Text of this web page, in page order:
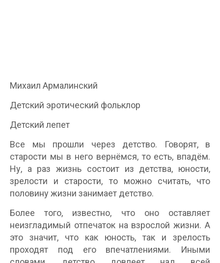
Михаил Армалинский
Детский эротический фольклор
Детский лепет
Все мы прошли через детство. Говорят, в
старости мы в него вернёмся, то есть, впадём.
Ну, а раз жизнь состоит из детства, юности,
зрелости и старости, то можно считать, что
половину жизни занимает детство.
Более того, известно, что оно оставляет
неизгладимый отпечаток на взрослой жизни. А
это значит, что как юность, так и зрелость
проходят под его впечатлениями. Иными